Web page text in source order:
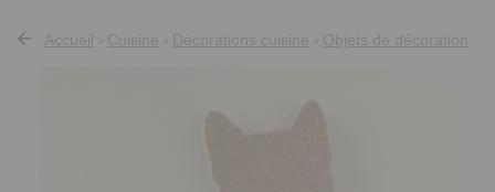
Accueil Cuisine Décorations cuisine Objets de décoration